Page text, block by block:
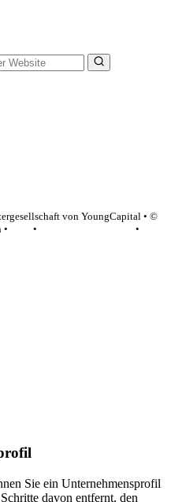
von YoungCapital • ©
•
•
•
Sie ein Unternehmensprofil
davon entfernt, den